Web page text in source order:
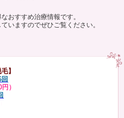
おすすめ治療情報です。
いますのでぜひご覧ください。
】
）